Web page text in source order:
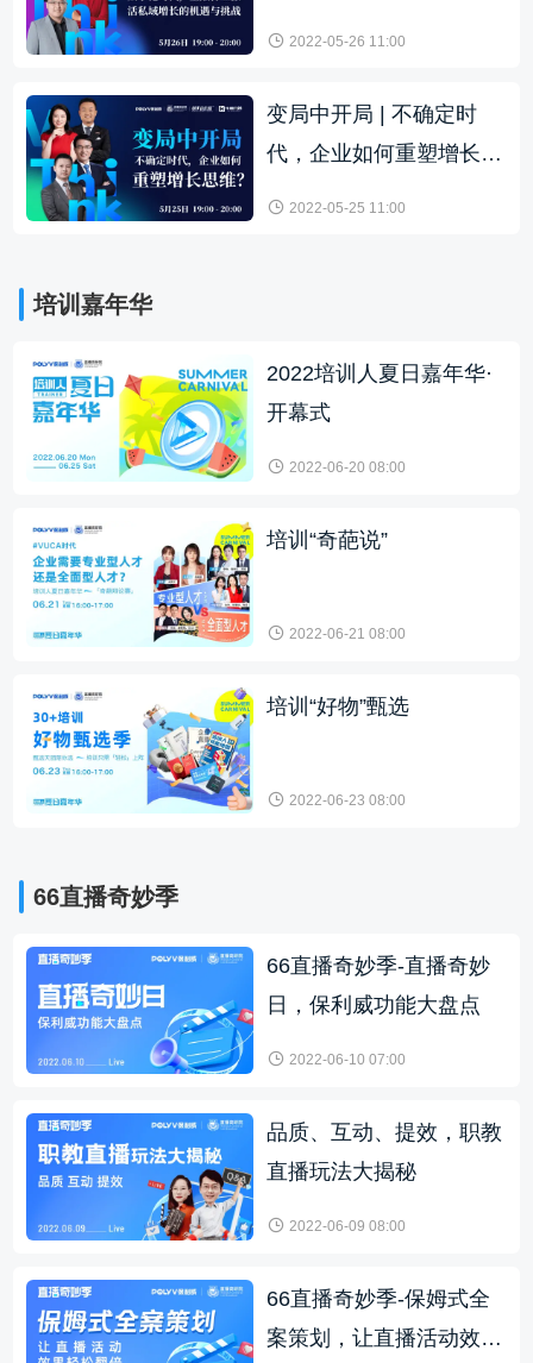
2022-05-26 11:00
变局中开局 | 不确定时
代，企业如何重塑增长思
2022-05-25 11:00
培训嘉年华
2022培训人夏日嘉年华·
开幕式
2022-06-20 08:00
培训“奇葩说”
2022-06-21 08:00
培训“好物”甄选
2022-06-23 08:00
66直播奇妙季
66直播奇妙季-直播奇妙
日，保利威功能大盘点
2022-06-10 07:00
品质、互动、提效，职教
直播玩法大揭秘
2022-06-09 08:00
66直播奇妙季-保姆式全
案策划，让直播活动效果